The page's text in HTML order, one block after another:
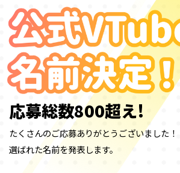
プラン＆価格
サポート
製品機能
AI機能
AIヒント
活用法
DemoCreatorのユーザー層
関連記事
もっと見る >
サポート
スタート
オンラインで
画面録画する
無料ダウンロード 購
応募総数800超え!
たくさんのご応募ありがとうございました！
選ばれた名前を発表します。